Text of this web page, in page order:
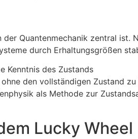
Quantenmechanik zentral ist.
durch Erhaltungsgrößen
Kenntnis des Zustands
den vollständigen Zustand zu
als Methode zur
Lucky Wheel